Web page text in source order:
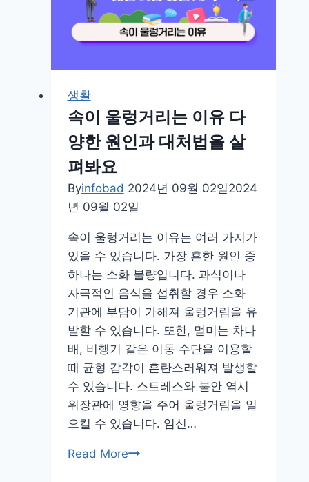
상
정
원
증
상,
치
방
법
대
해
서
살
펴
봐
요!
생활
속이 울렁거리는 이유 다
양한 원인과 대처법을 살
펴봐요
Byinfobad 2024년 09월 02일2024
년 09월 02일
속이 울렁거리는 이유는 여러 가지가
있을 수 있습니다. 가장 흔한 원인 중
하나는 소화 불량입니다. 과식이나
자극적인 음식을 섭취할 경우 소화
기관에 부담이 가해져 울렁거림을 유
발할 수 있습니다. 또한, 멀미는 차나
배, 비행기 같은 이동 수단을 이용할
때 균형 감각이 혼란스러워져 발생할
수 있습니다. 스트레스와 불안 역시
위장관에 영향을 주어 울렁거림을 일
으킬 수 있습니다. 임신…
Read More속